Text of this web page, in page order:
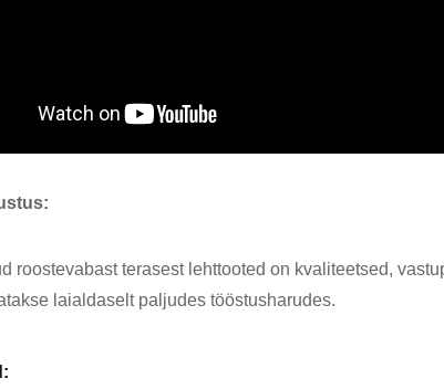
roostevabast terasest lehttooted on kvaliteetsed,
laialdaselt paljudes tööstusharudes.